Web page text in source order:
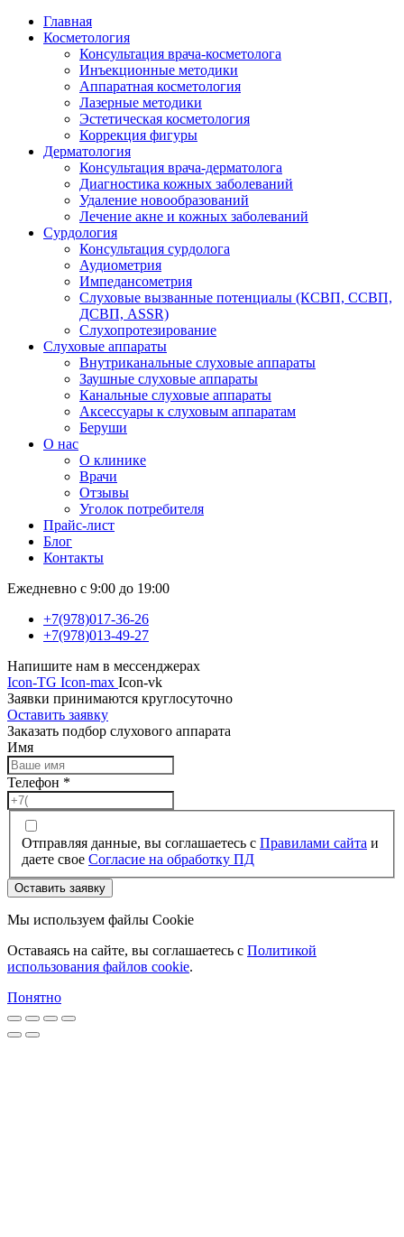
Главная
Косметология
Консультация врача-косметолога
Инъекционные методики
Аппаратная косметология
Лазерные методики
Эстетическая косметология
Коррекция фигуры
Дерматология
Консультация врача-дерматолога
Диагностика кожных заболеваний
Удаление новообразований
Лечение акне и кожных заболеваний
Сурдология
Консультация сурдолога
Аудиометрия
Импедансометрия
Слуховые вызванные потенциалы (КСВП, ССВП,
ДСВП, ASSR)
Слухопротезирование
Слуховые аппараты
Внутриканальные слуховые аппараты
Заушные слуховые аппараты
Канальные слуховые аппараты
Аксессуары к слуховым аппаратам
Беруши
О нас
О клинике
Врачи
Отзывы
Уголок потребителя
Прайс-лист
Блог
Контакты
Ежедневно с 9:00 до 19:00
+7(978)017-36-26
+7(978)013-49-27
Напишите нам в мессенджерах
Icon-TG Icon-max Icon-vk
Заявки принимаются круглосуточно
Оставить заявку
Заказать подбор слухового аппарата
Имя
Телефон *
Отправляя данные, вы соглашаетесь с Правилами сайта и
даете свое Согласие на обработку ПД
Оставить заявку
Мы используем файлы Cookie
Оставаясь на сайте, вы соглашаетесь c Политикой
использования файлов cookie.
Понятно